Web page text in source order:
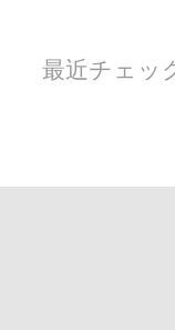
最近チェッ